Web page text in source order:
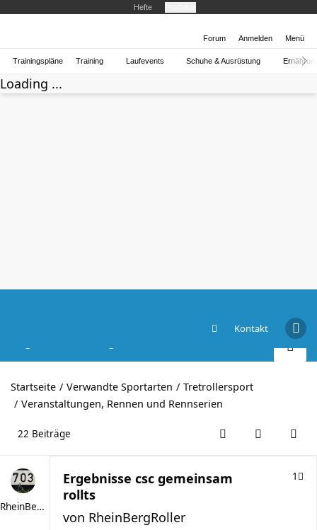
Hefte
Forum Anmelden Menü
Trainingspläne Training Laufevents Schuhe & Ausrüstung
Loading ...
Kontakt
Startseite Verwandte Sportarten
Tretrollersport
Veranstaltungen, Rennen und Rennserien
22 Beiträge
RheinBergRoller
Ergebnisse csc gemeinsam
rollts
1
von RheinBergRoller